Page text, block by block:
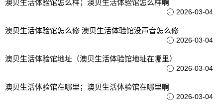
澳贝生活体验馆怎么样；澳贝生活体验馆怎么样啊
2026-03-04
澳贝生活体验馆怎么修 澳贝生活体验馆没声音怎么修
2026-03-04
澳贝生活体验馆地址（澳贝生活体验馆地址在哪里）
2026-03-04
澳贝生活体验馆在哪里；澳贝生活体验馆在哪里啊
2026-03-04